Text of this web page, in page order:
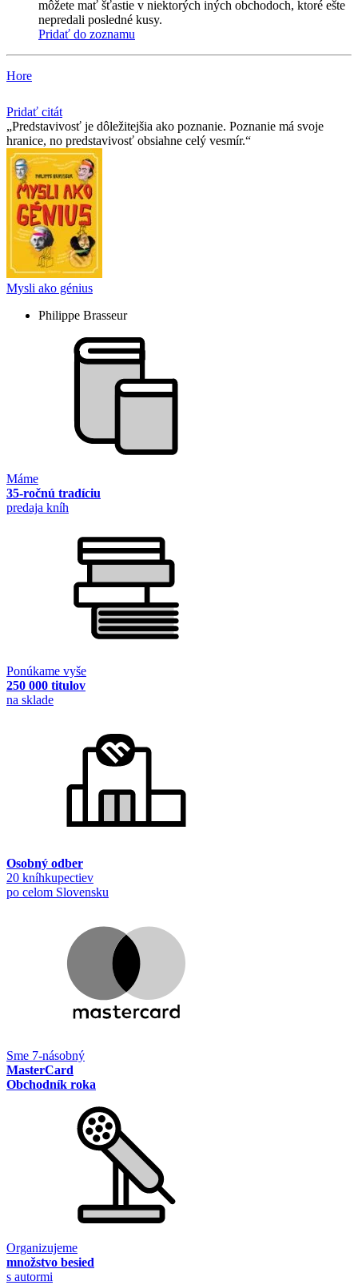
môžete mať šťastie v niektorých iných obchodoch, ktoré ešte
nepredali posledné kusy.
Pridať do zoznamu
Hore
Pridať citát
Predstavivosť je dôležitejšia ako poznanie. Poznanie má svoje
hranice, no predstavivosť obsiahne celý vesmír.
Mysli ako génius
Philippe Brasseur
Máme
35-ročnú tradíciu
predaja kníh
Ponúkame vyše
250 000 titulov
na sklade
Osobný odber
20 kníhkupectiev
po celom Slovensku
Sme 7-násobný
MasterCard
Obchodník roka
Organizujeme
množstvo besied
s autormi